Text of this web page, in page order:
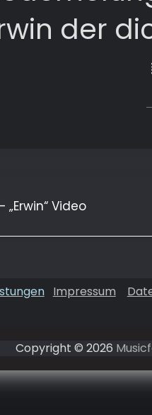
der
„Erwin“ Video
Impressum
Copyright © 2026